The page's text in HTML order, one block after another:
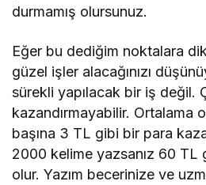
durmamış olursunuz.
Eğer bu dediğim noktalara
güzel işler alacağınızı
sürekli yapılacak bir iş değil.
kazandırmayabilir. Ortalama
başına 3 TL gibi bir para
2000 kelime yazsanız 60 TL
olur. Yazım becerinize ve